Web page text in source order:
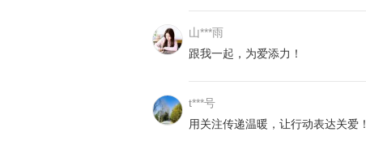
山***雨
跟我一起，为爱添力！
t***号
用关注传递温暖，让行动表达关爱！